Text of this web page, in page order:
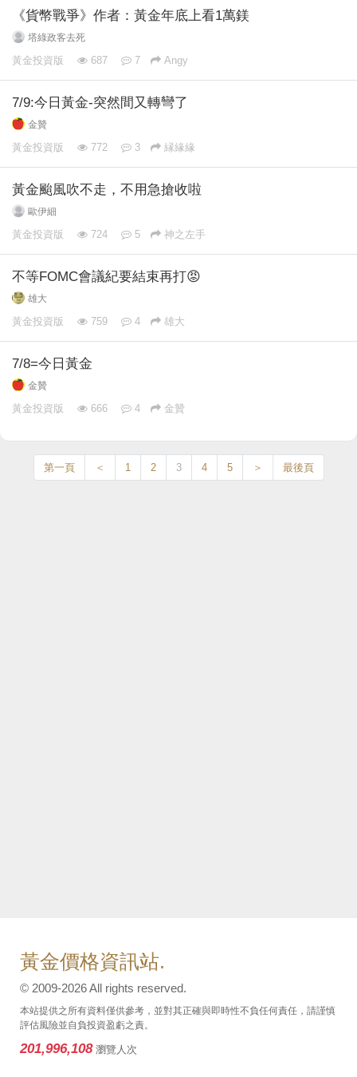
《貨幣戰爭》作者：黃金年底上看1萬鎂
塔綠政客去死
黃金投資版 687 7 Angy
7/9:今日黃金-突然間又轉彎了
金贊
黃金投資版 772 3 縁緣緣
黃金颱風吹不走，不用急搶收啦
歐伊細
黃金投資版 724 5 神之左手
不等FOMC會議紀要結束再打😡
雄大
黃金投資版 759 4 雄大
7/8=今日黃金
金贊
黃金投資版 666 4 金贊
第一頁 ＜ 1 2 3 4 5 ＞ 最後頁
黃金價格資訊站.
© 2009-2026 All rights reserved.
本站提供之所有資料僅供參考，並對其正確與即時性不負任何責任，請謹慎
評估風險並自負投資盈虧之責。
201,996,108 瀏覽人次